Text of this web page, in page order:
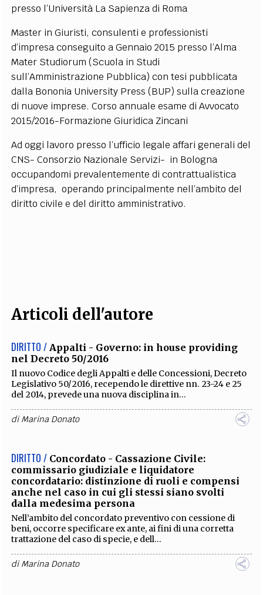
EXTRA
CODICI RUBRICHE LIBRI PROCEEDINGS PUBBLICITÀ
SOCIAL MEDIA
presso l’Università La Sapienza di Roma
Master in Giuristi, consulenti e professionisti
d’impresa conseguito a Gennaio 2015 presso l’Alma
Mater Studiorum (Scuola in Studi
sull’Amministrazione Pubblica) con tesi pubblicata
dalla Bononia University Press (BUP) sulla creazione
di nuove imprese. Corso annuale esame di Avvocato
2015/2016-Formazione Giuridica Zincani
Ad oggi lavoro presso l’ufficio legale affari generali del
CNS- Consorzio Nazionale Servizi- in Bologna
occupandomi prevalentemente di contrattualistica
d’impresa, operando principalmente nell’ambito del
diritto civile e del diritto amministrativo.
Articoli dell'autore
DIRITTO / Appalti - Governo: in house providing
nel Decreto 50/2016
Il nuovo Codice degli Appalti e delle Concessioni, Decreto
Legislativo 50/2016, recependo le direttive nn. 23-24 e 25
del 2014, prevede una nuova disciplina in...
diMarina Donato
DIRITTO / Concordato - Cassazione Civile:
commissario giudiziale e liquidatore
concordatario: distinzione di ruoli e compensi
anche nel caso in cui gli stessi siano svolti
dalla medesima persona
Nell’ambito del concordato preventivo con cessione di
beni, occorre specificare ex ante, ai fini di una corretta
trattazione del caso di specie, e dell...
diMarina Donato